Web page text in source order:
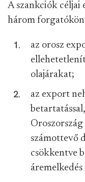
A szankciók céljai
három
az orosz
olajárakat;
az export
számottevő
csökkentve